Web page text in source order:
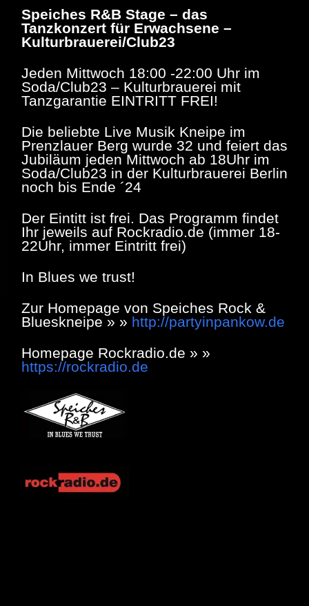
Speiches R&B Stage – das
Tanzkonzert für Erwachsene –
Kulturbrauerei/Club23
Jeden Mittwoch 18:00 -22:00 Uhr im
Soda/Club23 – Kulturbrauerei mit
Tanzgarantie EINTRITT FREI!
Die beliebte Live Musik Kneipe im
Prenzlauer Berg wurde 32 und feiert das
Jubiläum jeden Mittwoch ab 18Uhr im
Soda/Club23 in der Kulturbrauerei Berlin
noch bis Ende ´24
Der Eintitt ist frei. Das Programm findet
Ihr jeweils auf Rockradio.de (immer 18-
22Uhr, immer Eintritt frei)
In Blues we trust!
Zur Homepage von Speiches Rock &
Blueskneipe » » http://partyinpankow.de
Homepage Rockradio.de » »
https://rockradio.de